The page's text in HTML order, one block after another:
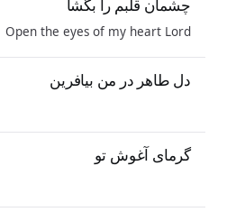
چشمان قلبم را بگشا
Open the eyes of my heart Lord
دل طاهر در من بیافرین
گرمای آغوش تو